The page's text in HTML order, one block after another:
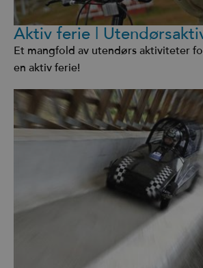
Aktiv ferie |
Et mangfold av utendørs aktiviteter
en aktiv ferie!